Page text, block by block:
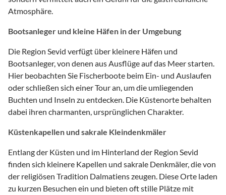
Atmosphäre.
Bootsanleger und kleine Häfen in der Umgebung
Die Region Sevid verfügt über kleinere Häfen und
Bootsanleger, von denen aus Ausflüge auf das Meer starten.
Hier beobachten Sie Fischerboote beim Ein- und Auslaufen
oder schließen sich einer Tour an, um die umliegenden
Buchten und Inseln zu entdecken. Die Küstenorte behalten
dabei ihren charmanten, ursprünglichen Charakter.
Küstenkapellen und sakrale Kleindenkmäler
Entlang der Küsten und im Hinterland der Region Sevid
finden sich kleinere Kapellen und sakrale Denkmäler, die von
der religiösen Tradition Dalmatiens zeugen. Diese Orte laden
zu kurzen Besuchen ein und bieten oft stille Plätze mit